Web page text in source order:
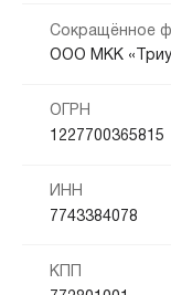
Сокращённое
ООО МКК
ОГРН
1227700365815
ИНН
7743384078
КПП